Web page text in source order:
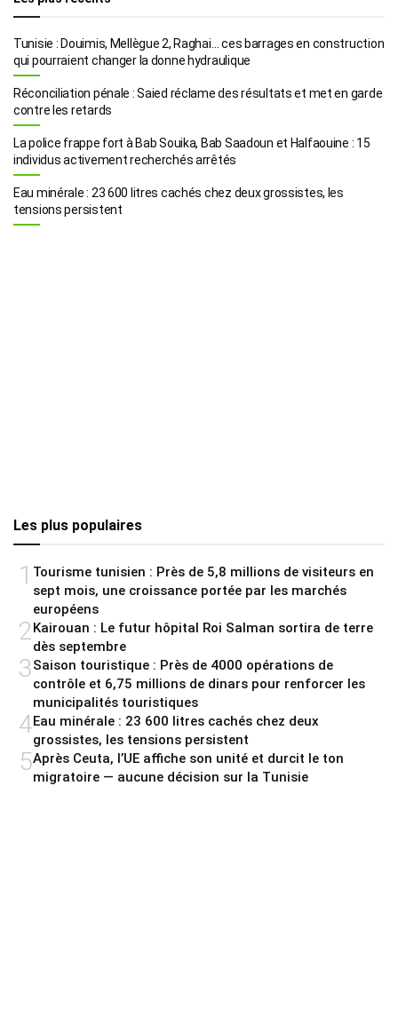
Tunisie : Douimis, Mellègue 2, Raghai… ces barrages en construction
qui pourraient changer la donne hydraulique
Réconciliation pénale : Saied réclame des résultats et met en garde
contre les retards
La police frappe fort à Bab Souika, Bab Saadoun et Halfaouine : 15
individus activement recherchés arrêtés
Eau minérale : 23 600 litres cachés chez deux grossistes, les
tensions persistent
Les plus populaires
1 Tourisme tunisien : Près de 5,8 millions de visiteurs en
sept mois, une croissance portée par les marchés
européens
2Kairouan : Le futur hôpital Roi Salman sortira de terre
dès septembre
3Saison touristique : Près de 4000 opérations de
contrôle et 6,75 millions de dinars pour renforcer les
municipalités touristiques
4Eau minérale : 23 600 litres cachés chez deux
grossistes, les tensions persistent
5Après Ceuta, l’UE affiche son unité et durcit le ton
migratoire — aucune décision sur la Tunisie